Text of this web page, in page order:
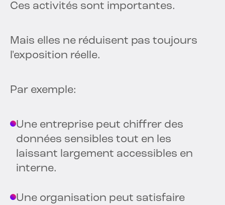
Ces activités sont importantes.
Mais elles ne réduisent pas toujours
l'exposition réelle.
Par exemple:
Une entreprise peut chiffrer des
données sensibles tout en les
laissant largement accessibles en
interne.
Une organisation peut satisfaire